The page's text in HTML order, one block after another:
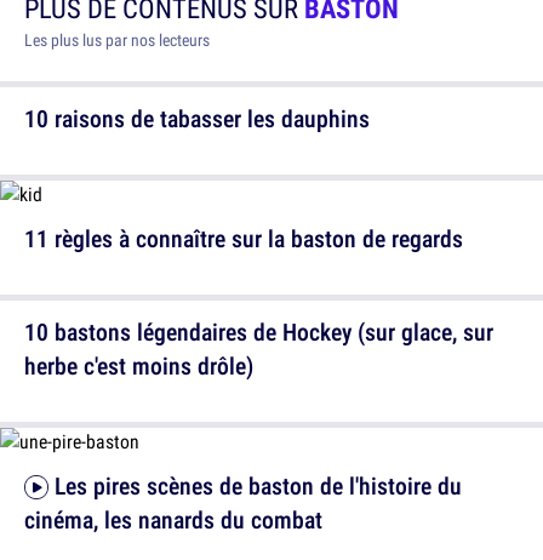
Les plus lus par nos lecteurs
10 raisons de tabasser les dauphins
10 bastons légendaires de Hockey (sur glace, sur
herbe c'est moins drôle)
11 règles à connaître sur la baston de regards
cinéma, les nanards du combat